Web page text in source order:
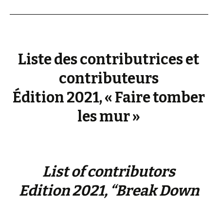
Liste des contributrices et
contributeurs
Édition 2021, « Faire tomber
les mur »
List of contributors
Edition 2021, “Break Down